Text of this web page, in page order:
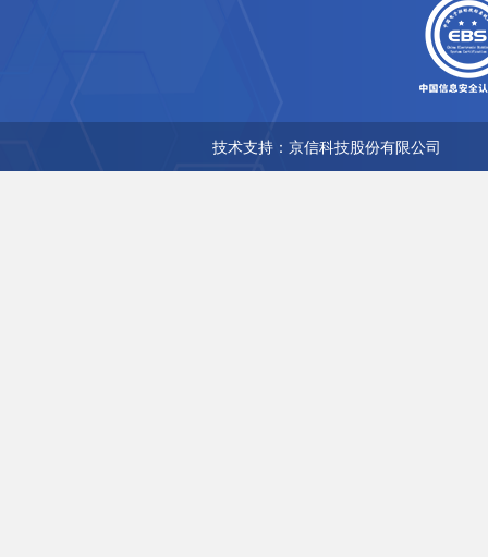
技术支持：京信科技股份有限公司